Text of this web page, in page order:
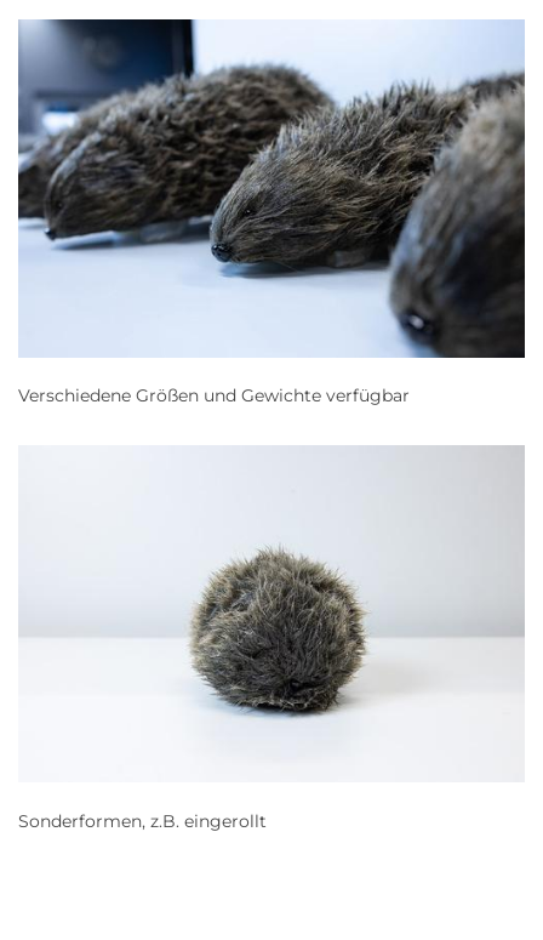
Verschiedene Größen und Gewichte verfügbar
Sonderformen, z.B. eingerollt